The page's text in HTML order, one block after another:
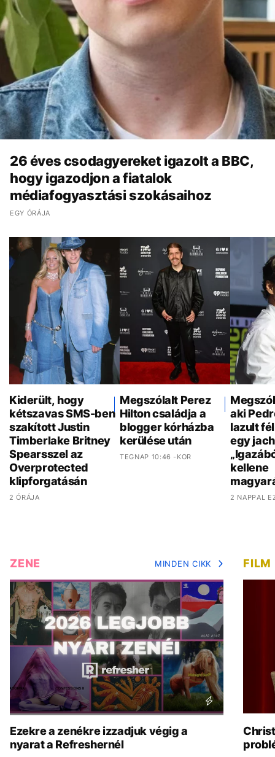
26 éves csodagyereket igazolt a BBC,
hogy igazodjon a fiatalok
médiafogyasztási szokásaihoz
EGY ÓRÁJA
Kiderült, hogy
kétszavas SMS-ben
szakított Justin
Timberlake Britney
Spearsszel az
Overprotected
klipforgatásán
2 ÓRÁJA
Megszólalt Perez
Hilton családja a
blogger kórházba
kerülése után
TEGNAP 10:46 -KOR
aki
lazult
egy
kellene
2 NAPPAL
ZENE MINDEN CIKK
Ezekre a zenékre izzadjuk végig a
nyarat a Refreshernél
FILM